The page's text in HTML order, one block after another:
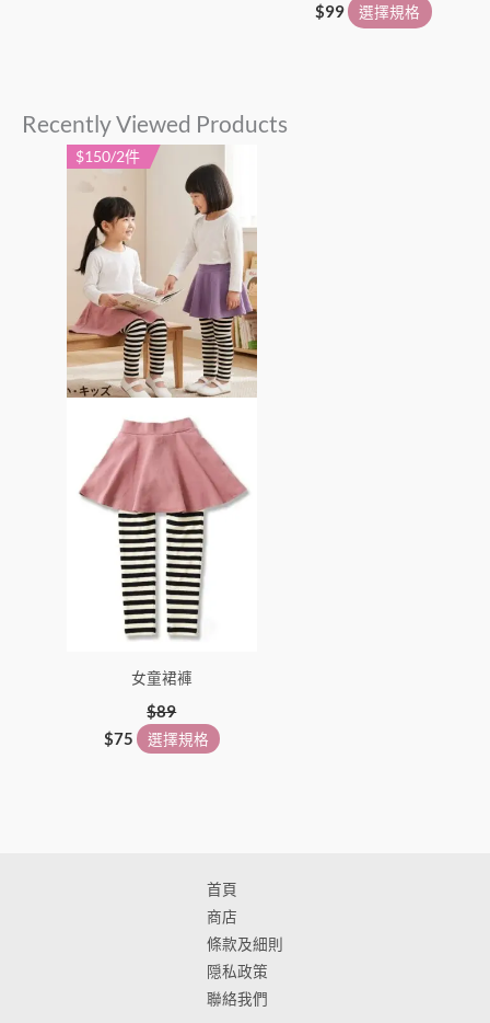
$99 選擇規格
Recently Viewed Products
$150/2件
女童裙褲
$89
$75 選擇規格
產
品
有
多
種
款
式。
可
在
品
頁
面
首頁
商店
條款及細則
隠私政策
聯絡我們